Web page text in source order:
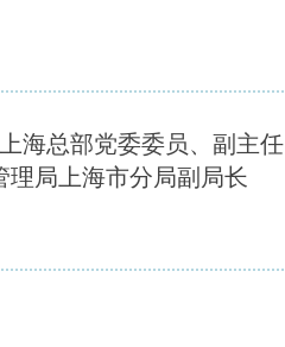
海总部党委委员、副主任
理局上海市分局副局长